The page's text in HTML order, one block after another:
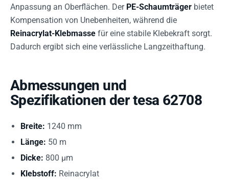
Anpassung an Oberflächen. Der PE-Schaumträger bietet
Kompensation von Unebenheiten, während die
Reinacrylat-Klebmasse für eine stabile Klebekraft sorgt.
Dadurch ergibt sich eine verlässliche Langzeithaftung.
Abmessungen und
Spezifikationen der tesa 62708
Breite: 1240 mm
Länge: 50 m
Dicke: 800 µm
Klebstoff: Reinacrylat